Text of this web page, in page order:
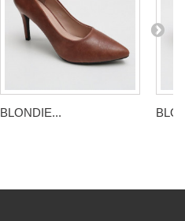
BLONDIE...